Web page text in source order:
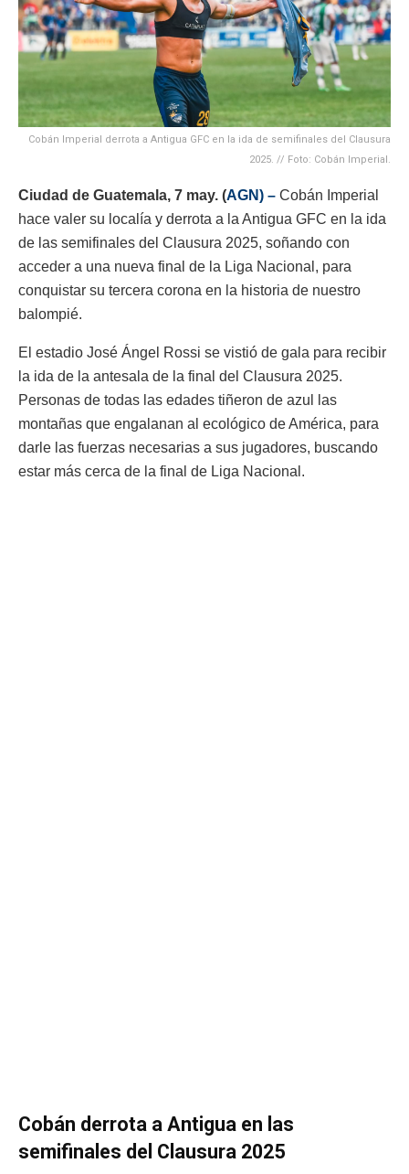
Cobán Imperial derrota a Antigua GFC en la ida de semifinales del Clausura
2025. // Foto: Cobán Imperial.
Ciudad de Guatemala, 7 may. (AGN) – Cobán Imperial
hace valer su localía y derrota a la Antigua GFC en la ida
de las semifinales del Clausura 2025, soñando con
acceder a una nueva final de la Liga Nacional, para
conquistar su tercera corona en la historia de nuestro
balompié.
El estadio José Ángel Rossi se vistió de gala para recibir
la ida de la antesala de la final del Clausura 2025.
Personas de todas las edades tiñeron de azul las
montañas que engalanan al ecológico de América, para
darle las fuerzas necesarias a sus jugadores, buscando
estar más cerca de la final de Liga Nacional.
Cobán derrota a Antigua en las
semifinales del Clausura 2025